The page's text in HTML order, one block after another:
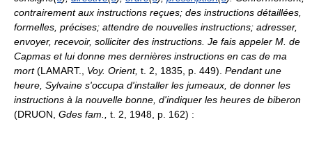
contrairement aux instructions reçues; des instructions détaillées,
formelles, précises; attendre de nouvelles instructions; adresser,
envoyer, recevoir, solliciter des instructions. Je fais appeler M. de
Capmas et lui donne mes dernières instructions en cas de ma
mort(LAMART., Voy. Orient, t. 2, 1835, p. 449). Pendant une
heure, Sylvaine s'occupa d'installer les jumeaux, de donner les
instructions à la nouvelle bonne, d'indiquer les heures de biberon
(DRUON, Gdes fam., t. 2, 1948, p. 162) :